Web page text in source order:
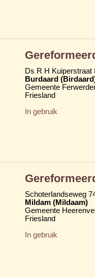
Ds R H Kuiperstraat
Burdaard
Gemeente
Friesland
In gebruik
Schoterlandseweg
Mildam (Mildaam)
Gemeente
Friesland
In gebruik